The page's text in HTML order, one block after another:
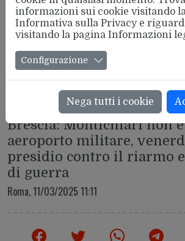
Brescia: Montichiari non
aeroporto militare,
presidio contro il riarmo e
di guerra
Roma, 11/03/2025 11:11
informazioni sui cookie visitando
Informativa sulla Privacye
visitando la pagina Informazioni
Configurazione
Nega tutti i cookie